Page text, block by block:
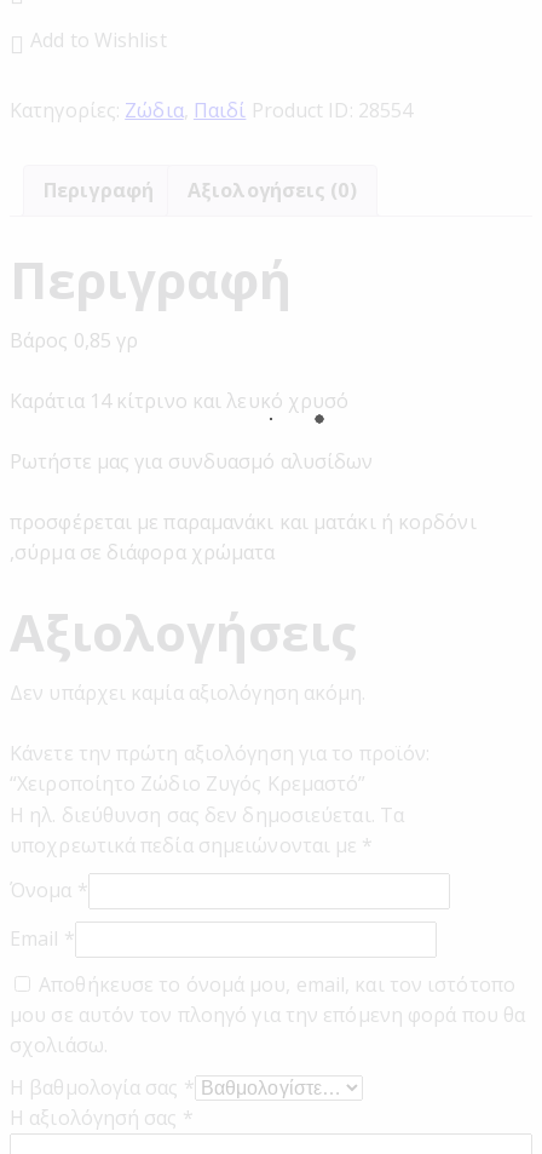
Add to Wishlist
Κατηγορίες: Ζώδια, Παιδί Product ID: 28554
Περιγραφή Αξιολογήσεις (0)
Περιγραφή
Βάρος 0,85 γρ
Καράτια 14 κίτρινο και λευκό χρυσό
Ρωτήστε μας για συνδυασμό αλυσίδων
προσφέρεται με παραμανάκι και ματάκι ή κορδόνι
,σύρμα σε διάφορα χρώματα
Αξιολογήσεις
Δεν υπάρχει καμία αξιολόγηση ακόμη.
Κάνετε την πρώτη αξιολόγηση για το προϊόν:
“Χειροποίητο Ζώδιο Ζυγός Κρεμαστό”
Η ηλ. διεύθυνση σας δεν δημοσιεύεται. Τα
υποχρεωτικά πεδία σημειώνονται με *
Όνομα *
Email *
Αποθήκευσε το όνομά μου, email, και τον ιστότοπο
μου σε αυτόν τον πλοηγό για την επόμενη φορά που θα
σχολιάσω.
Η βαθμολογία σας *
Η αξιολόγησή σας *